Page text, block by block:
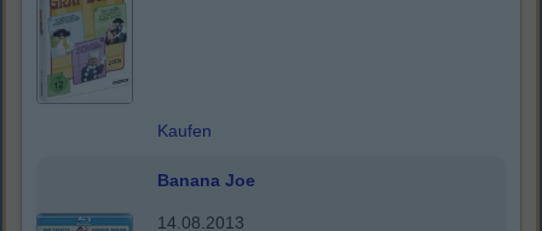
Kaufen
Banana Joe
14.08.2013